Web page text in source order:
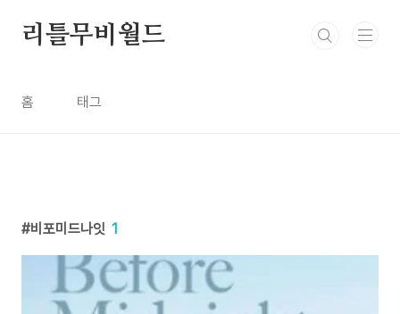
리틀무비월드
홈 태그
비포미드나잇 1